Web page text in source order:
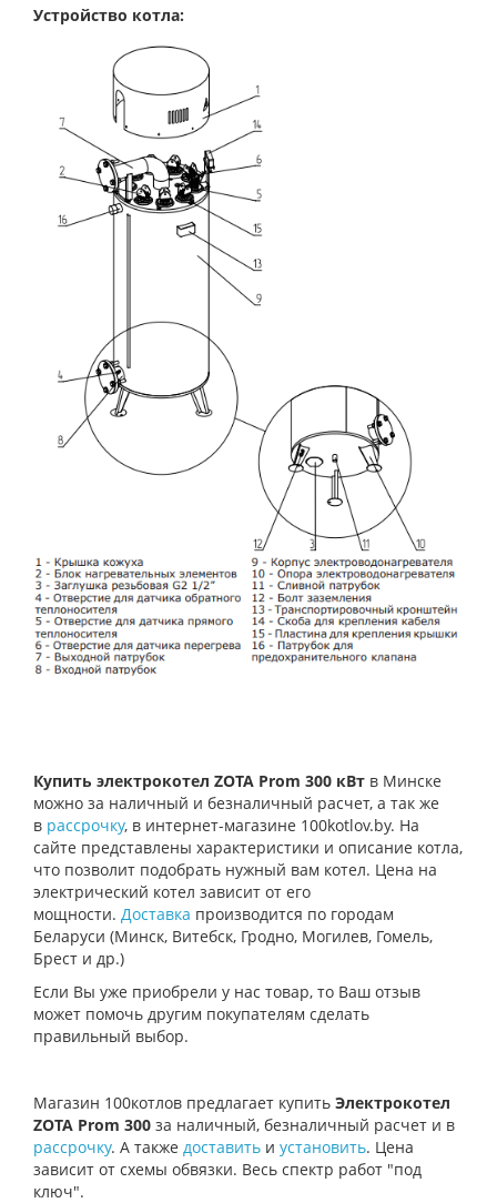
Устройство котла:
Купить электрокотел ZOTA Prom 300 кВт в Минске
можно за наличный и безналичный расчет, а так же
в рассрочку, в интернет-магазине 100kotlov.by. На
сайте представлены характеристики и описание котла,
что позволит подобрать нужный вам котел. Цена на
электрический котел зависит от его
мощности. Доставка производится по городам
Беларуси (Минск, Витебск, Гродно, Могилев, Гомель,
Брест и др.)
Если Вы уже приобрели у нас товар, то Ваш отзыв
может помочь другим покупателям сделать
правильный выбор.
Магазин 100котлов предлагает купить Электрокотел
ZOTA Prom 300 за наличный, безналичный расчет и в
рассрочку. А также доставить и установить. Цена
зависит от схемы обвязки. Весь спектр работ "под
ключ".